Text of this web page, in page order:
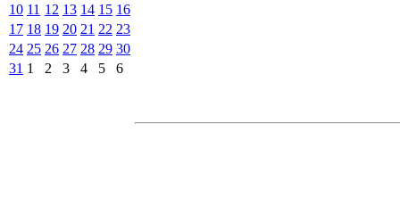
10 11 12 13 14 15 16
17 18 19 20 21 22 23
24 25 26 27 28 29 30
31 1 2 3 4 5 6